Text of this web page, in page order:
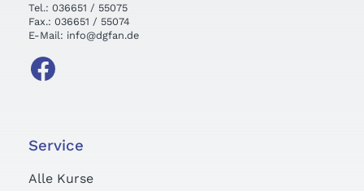
Tel.: 036651 / 55075
Fax.: 036651 / 55074
E-Mail: info@dgfan.de
Service
Alle Kurse